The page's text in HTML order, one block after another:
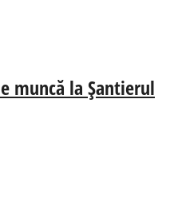
muncă la Șantierul